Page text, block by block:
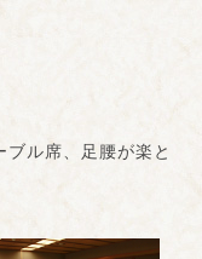
ル席、足腰が楽と